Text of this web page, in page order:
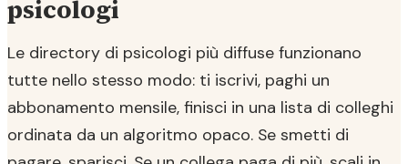
psicologi
Le directory di psicologi più diffuse funzionano
tutte nello stesso modo: ti iscrivi, paghi un
abbonamento mensile, finisci in una lista di colleghi
ordinata da un algoritmo opaco. Se smetti di